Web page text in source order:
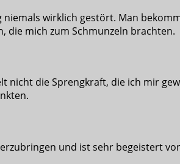
wirklich gestört. Man
die mich zum Schmunzeln brachten.
nicht die Sprengkraft, die ich mir
und ist sehr begeistert